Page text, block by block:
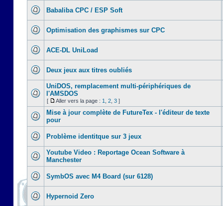
Babaliba CPC / ESP Soft
Optimisation des graphismes sur CPC
ACE-DL UniLoad
Deux jeux aux titres oubliés
UniDOS, remplacement multi-périphériques de
l'AMSDOS
[ Aller vers la page : 1 2 3 ]
Mise à jour complète de FutureTex - l'éditeur de texte
pour
Problème identitque sur 3 jeux
Youtube Video : Reportage Ocean Software à
Manchester
SymbOS avec M4 Board (sur 6128)
Hypernoid Zero